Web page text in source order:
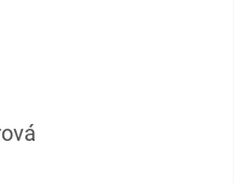
5 z 5 hviezdičiek.
5 z 5 hviezdičiek.